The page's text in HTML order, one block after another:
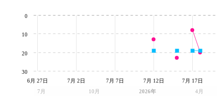
7月 10月 2026年 4月
6月 27日 7月 2日 7月 7日 7月 12日 7月 17日
0
10
20
30